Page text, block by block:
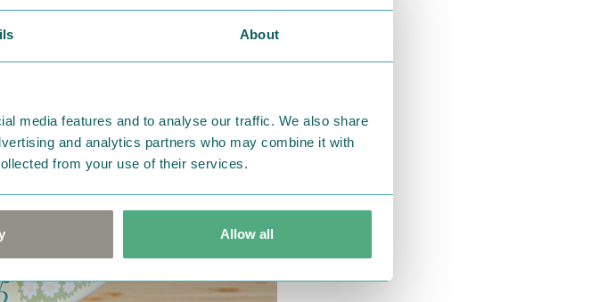
About
media features and to analyse our traffic. We also share
and analytics partners who may combine it with
from your use of their services.
Allow all